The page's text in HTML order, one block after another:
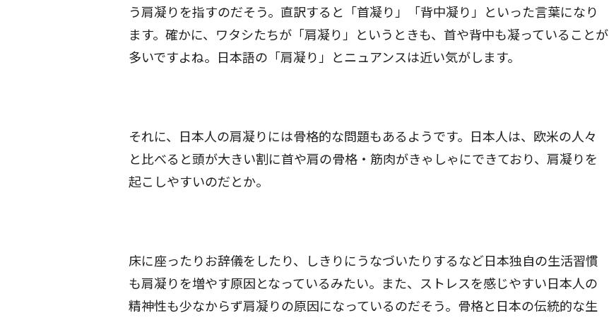
う肩凝りを指すのだそう。直訳すると「首凝り」「背中凝り」といった言葉になり
ます。確かに、ワタシたちが「肩凝り」というときも、首や背中も凝っていることが
多いですよね。日本語の「肩凝り」とニュアンスは近い気がします。
それに、日本人の肩凝りには骨格的な問題もあるようです。日本人は、欧米の人々
と比べると頭が大きい割に首や肩の骨格・筋肉がきゃしゃにできており、肩凝りを
起こしやすいのだとか。
床に座ったりお辞儀をしたり、しきりにうなづいたりするなど日本独自の生活習慣
も肩凝りを増やす原因となっているみたい。また、ストレスを感じやすい日本人の
精神性も少なからず肩凝りの原因になっているのだそう。骨格と日本の伝統的な生